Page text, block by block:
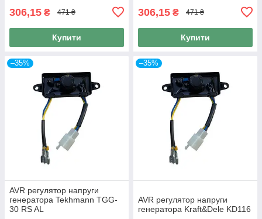
306,15 ₴ 471 ₴
Купити
306,15 ₴ 471 ₴
Купити
–35%
AVR регулятор напруги
генератора Tekhmann TGG-
30 RS AL
–35%
AVR регулятор напруги
генератора Kraft&Dele KD116